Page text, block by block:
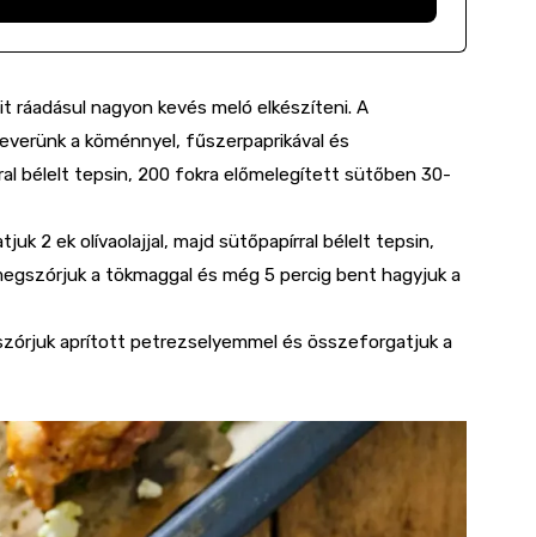
ráadásul nagyon kevés meló elkészíteni. A
a köménnyel, fűszerpaprikával és
bélelt tepsin, 200 fokra előmelegített sütőben 30-
2 ek olívaolajjal, majd sütőpapírral bélelt tepsin,
a tökmaggal és még 5 percig bent hagyjuk a
aprított petrezselyemmel és összeforgatjuk a